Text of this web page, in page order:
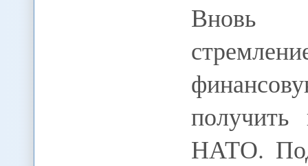
Вновь
НАТО.